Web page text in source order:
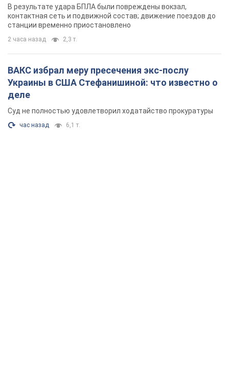
В результате удара БПЛА были повреждены вокзал,
контактная сеть и подвижной состав; движение поездов до
станции временно приостановлено
2 часа назад 2,3 т.
ВАКС избрал меру пресечения экс-послу
Украины в США Стефанишиной: что известно о
деле
Суд не полностью удовлетворил ходатайство прокуратуры
час назад 6,1 т.